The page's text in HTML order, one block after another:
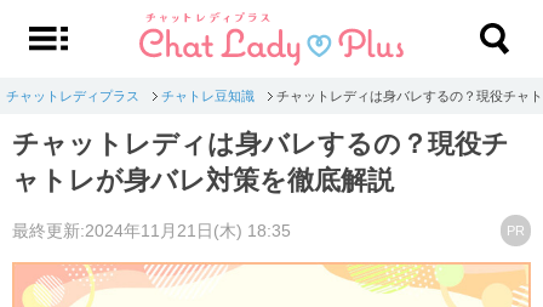
チャットレディプラス チャトレ豆知識 チャットレディは身バレするの？現役チャ
チャットレディは身バレするの？現役チ
ャトレが身バレ対策を徹底解説
最終更新:2024年11月21日(木) 18:35 PR